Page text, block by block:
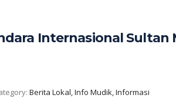
Internasional Sultan
Berita Lokal, Info Mudik, Informasi